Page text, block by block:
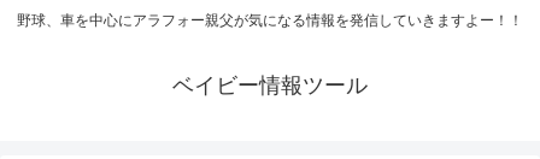
野球、車を中心にアラフォー親父が気になる情報を発信していきますよー！！
ベイビー情報ツール